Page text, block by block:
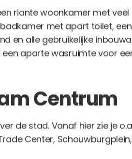
riante woonkamer met veel
met apart toilet,
en alle gebruikelijke
aparte wasruimte voor
Centrum
de stad. Vanaf hier zie je
Center,